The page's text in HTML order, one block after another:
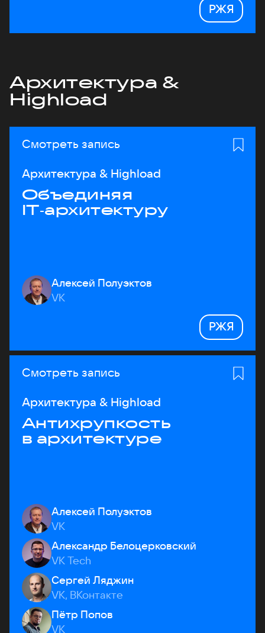
РЖЯ
Архитектура &
Highload
Смотреть запись
Архитектура & Highload
Объединяя
IT‑архитектуру
Алексей Полуэктов
VK
РЖЯ
Смотреть запись
Архитектура & Highload
Антихрупкость
в архитектуре
Алексей Полуэктов
VK
Александр Белоцерковский
VK Tech
Сергей Ляджин
VK, ВКонтакте
Пётр Попов
VK